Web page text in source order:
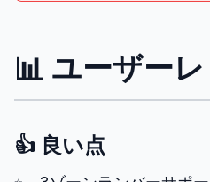
📊 ユーザー
👍 良い点